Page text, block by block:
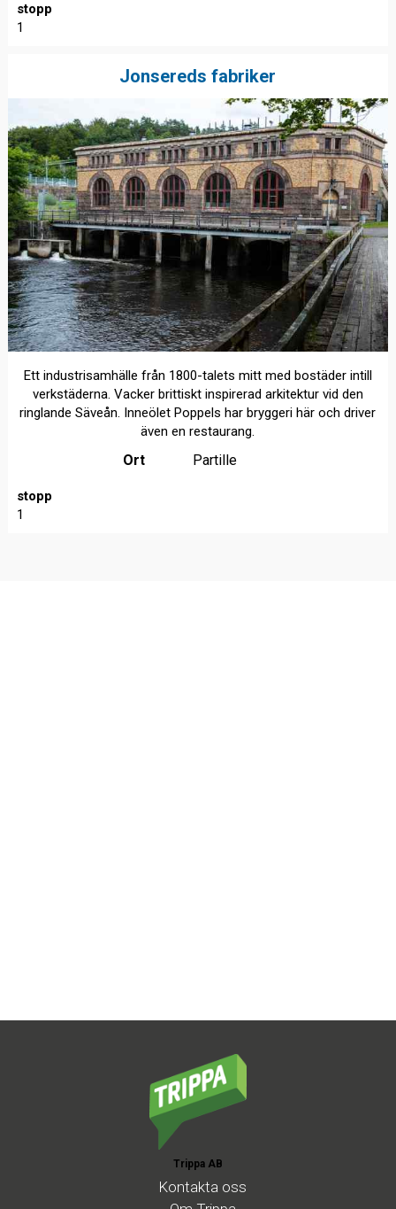
stopp
1
Jonsereds fabriker
Ett industrisamhälle från 1800-talets mitt med bostäder intill
verkstäderna. Vacker brittiskt inspirerad arkitektur vid den
ringlande Säveån. Inneölet Poppels har bryggeri här och driver
även en restaurang.
Ort Partille
stopp
1
Trippa AB
Kontakta oss